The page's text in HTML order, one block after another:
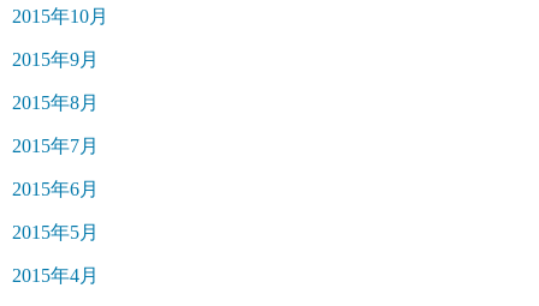
2015年10月
2015年9月
2015年8月
2015年7月
2015年6月
2015年5月
2015年4月